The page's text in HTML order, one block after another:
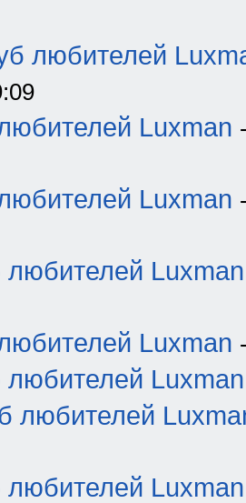
любителей
Luxman
Luxman
любителей Luxman
Luxman
любителей Luxman
любителей
любителей Luxman